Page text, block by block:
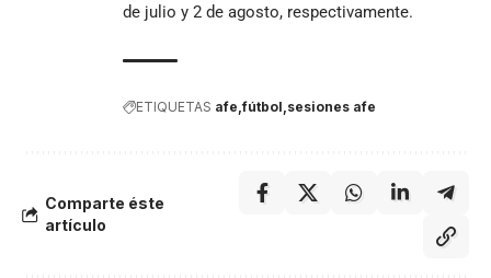
de julio y 2 de agosto, respectivamente.
ETIQUETAS afe fútbol sesiones afe
Comparte éste
artículo